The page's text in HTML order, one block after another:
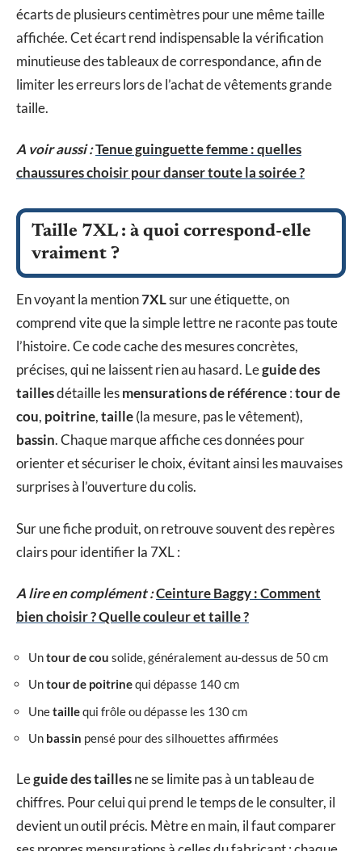
écarts de plusieurs centimètres pour une même taille
affichée. Cet écart rend indispensable la vérification
minutieuse des tableaux de correspondance, afin de
limiter les erreurs lors de l’achat de vêtements grande
taille.
A voir aussi :Tenue guinguette femme : quelles
chaussures choisir pour danser toute la soirée ?
Taille 7XL : à quoi correspond-elle
vraiment ?
En voyant la mention7XLsur une étiquette, on
comprend vite que la simple lettre ne raconte pas toute
l’histoire. Ce code cache des mesures concrètes,
précises, qui ne laissent rien au hasard. Leguide des
taillesdétaille lesmensurations de référence:tour de
cou, poitrine,taille(la mesure, pas le vêtement),
bassin. Chaque marque affiche ces données pour
orienter et sécuriser le choix, évitant ainsi les mauvaises
surprises à l’ouverture du colis.
Sur une fiche produit, on retrouve souvent des repères
clairs pour identifier la 7XL :
A lire en complément :Ceinture Baggy : Comment
bien choisir ? Quelle couleur et taille ?
Untour de cou solide, généralement au-dessus de 50 cm
Untour de poitrinequi dépasse 140 cm
Unetaillequi frôle ou dépasse les 130 cm
Un bassin pensé pour des silhouettes affirmées
Leguide des taillesne se limite pas à un tableau de
chiffres. Pour celui qui prend le temps de le consulter, il
devient un outil précis. Mètre en main, il faut comparer